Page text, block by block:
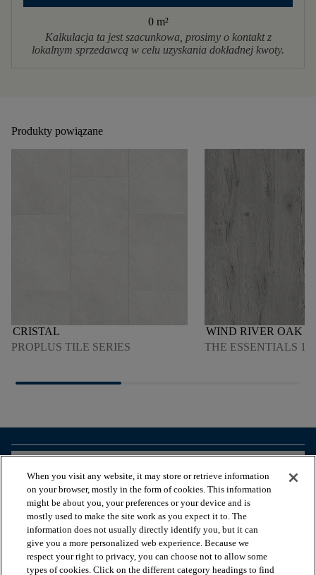
0 m²
Kalkulacja ta jest szacunkowa, prosimy o kontakt z
lokalnym sprzedawcą w celu uzyskania dokładnej kwoty.
Produkty powiązane
CRISTAL
PROPLUS TILE SERIES
WIND RIVER OAK 06
THE ESSENTIALS
PRZEGLĄDAJ ZASOBY
NASZE USŁUGI
When you visit any website, it may store or retrieve information
on your browser, mostly in the form of cookies. This information
might be about you, your preferences or your device and is
mostly used to make the site work as you expect it to. The
information does not usually directly identify you, but it can
give you a more personalized web experience. Because we
respect your right to privacy, you can choose not to allow some
types of cookies. Click on the different category headings to find